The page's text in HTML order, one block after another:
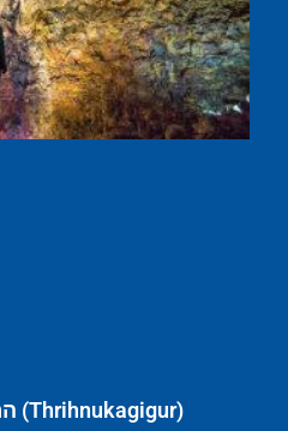
(Thrihnukagigur) הר געש באיסלנד